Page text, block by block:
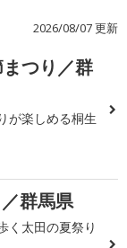
2026/08/07 更新
つり／群
が楽しめる桐生
群馬県
く太田の夏祭り